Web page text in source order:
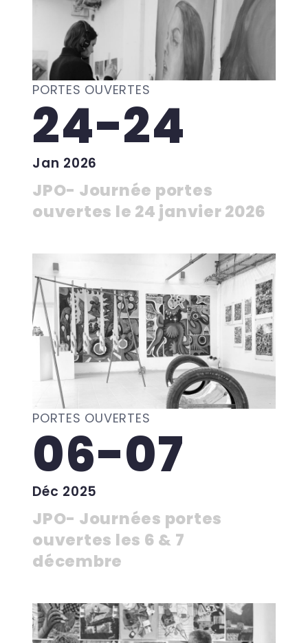
PORTES OUVERTES
24-24
Jan 2026
JPO- Journée portes
ouvertes le 24 janvier 2026
PORTES OUVERTES
06-07
Déc 2025
JPO- Journées portes
ouvertes les 6 & 7
décembre